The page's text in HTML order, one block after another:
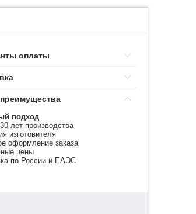
оплаты
подход
лет производства
изготовителя
оформление заказа
цены
по России и ЕАЭС